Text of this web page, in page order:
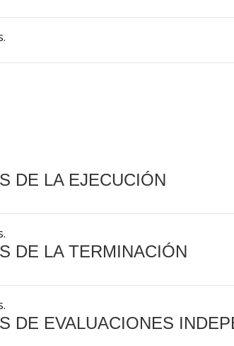
DE LA EJECUCIÓN
DE LA TERMINACIÓN
DE EVALUACIONES